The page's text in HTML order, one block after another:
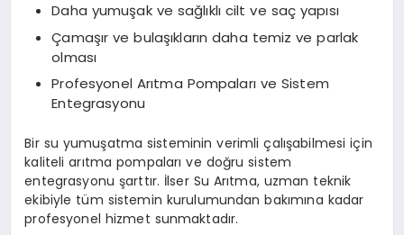
Daha yumuşak ve sağlıklı cilt ve saç yapısı
Çamaşır ve bulaşıkların daha temiz ve parlak
olması
Profesyonel Arıtma Pompaları ve Sistem
Entegrasyonu
Bir su yumuşatma sisteminin verimli çalışabilmesi için
kaliteli arıtma pompaları ve doğru sistem
entegrasyonu şarttır. İlser Su Arıtma, uzman teknik
ekibiyle tüm sistemin kurulumundan bakımına kadar
profesyonel hizmet sunmaktadır.